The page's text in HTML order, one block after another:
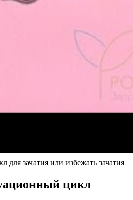
для зачатия или избежать зачатия
цикл